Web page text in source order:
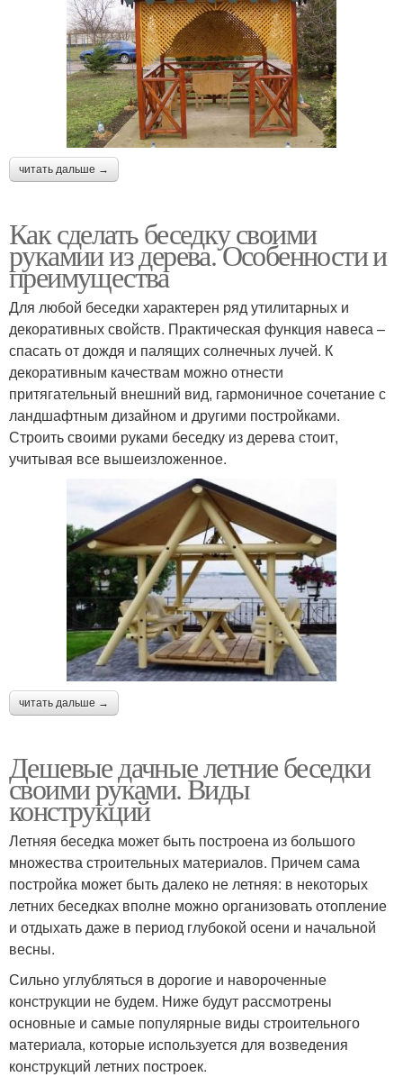
читать дальше →
Как сделать беседку своими
рукамии из дерева. Особенности и
преимущества
Для любой беседки характерен ряд утилитарных и
декоративных свойств. Практическая функция навеса –
спасать от дождя и палящих солнечных лучей. К
декоративным качествам можно отнести
притягательный внешний вид, гармоничное сочетание с
ландшафтным дизайном и другими постройками.
Строить своими руками беседку из дерева стоит,
учитывая все вышеизложенное.
читать дальше →
Дешевые дачные летние беседки
своими руками. Виды
конструкций
Летняя беседка может быть построена из большого
множества строительных материалов. Причем сама
постройка может быть далеко не летняя: в некоторых
летних беседках вполне можно организовать отопление
и отдыхать даже в период глубокой осени и начальной
весны.
Сильно углубляться в дорогие и навороченные
конструкции не будем. Ниже будут рассмотрены
основные и самые популярные виды строительного
материала, которые используется для возведения
конструкций летних построек.